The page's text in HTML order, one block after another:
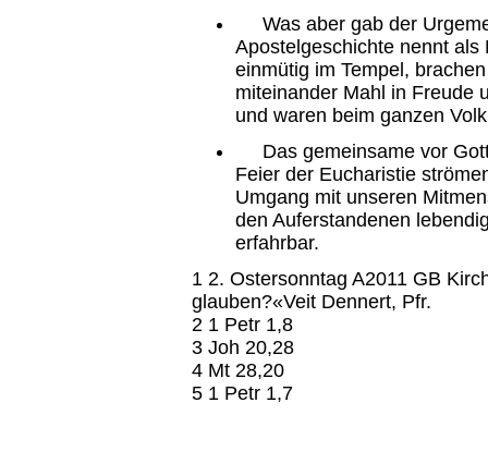
Was aber gab der
Apostelgeschichte nennt als
einmütig im Tempel,
miteinander Mahl in Freude
und waren beim ganzen
Das gemeinsame vor
Feier der Eucharistie
Umgang mit unseren
den Auferstandenen
erfahrbar.
1 2. Ostersonntag A2011 GB
glauben?«Veit Dennert, Pfr.
2 1 Petr 1,8
3 Joh 20,28
4 Mt 28,20
5 1 Petr 1,7